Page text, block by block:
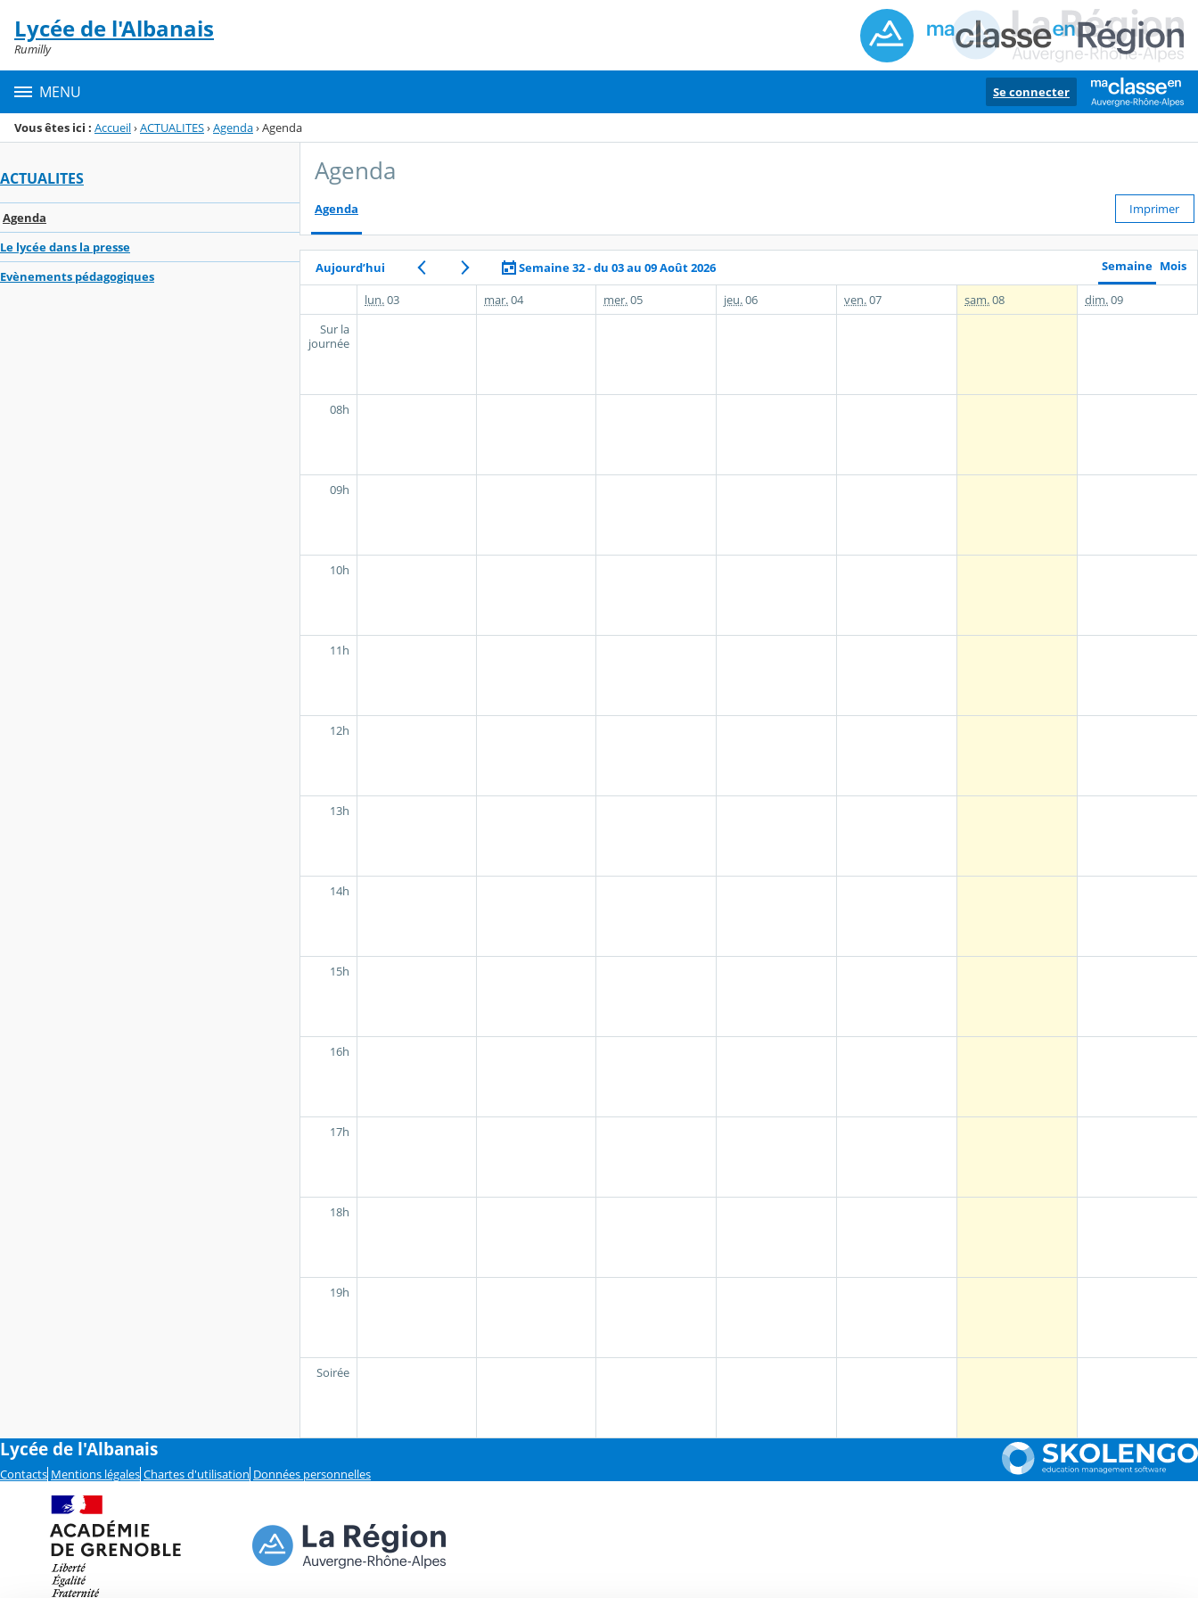
Menu de la rubrique
Contenu
Lycée de l'Albanais
Rumilly
MENU Se connecter
Vous êtes ici : Accueil›ACTUALITES›Agenda›Agenda
ACTUALITES
Agenda
Le lycée dans la presse
Evènements pédagogiques
Agenda
Agenda Imprimer
Aujourd’hui Semaine 32 - du 03 au 09 Août 2026 Semaine Mois
lun.03 mar.04 mer.05 jeu.06 ven.07 sam.08 dim.09
Sur la
journée
08h
09h
10h
11h
12h
13h
14h
15h
16h
17h
18h
19h
Soirée
Lycée de l'Albanais
Contacts Mentions légales Chartes d'utilisation Données personnelles